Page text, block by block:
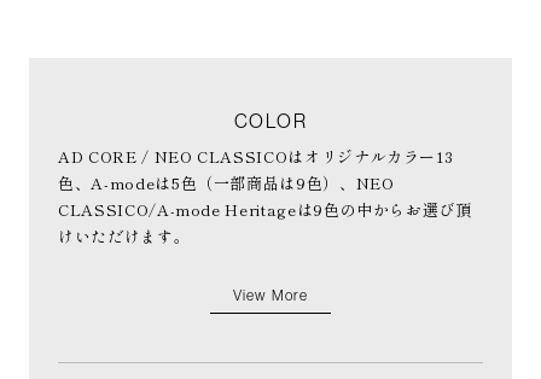
COLOR
AD CORE / NEO CLASSICOはオリジナルカラー13
色、A-modeは5色（一部商品は9色）、NEO
CLASSICO/A-mode Heritageは9色の中からお選び頂
けいただけます。
View More